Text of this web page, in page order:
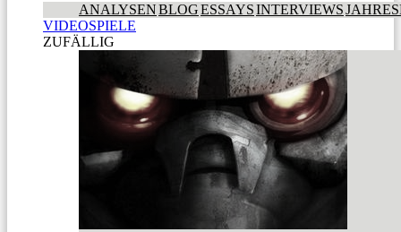
ANALYSENBLOGESSAYSINTERVIEWS
VIDEOSPIELE
ZUFÄLLIG